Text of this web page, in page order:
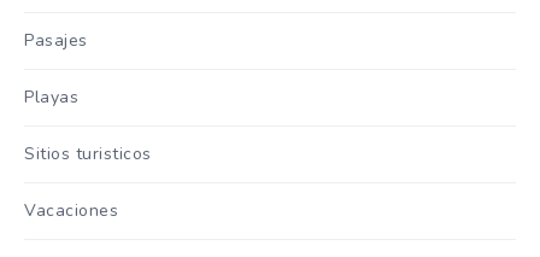
Pasajes
Playas
Sitios turisticos
Vacaciones